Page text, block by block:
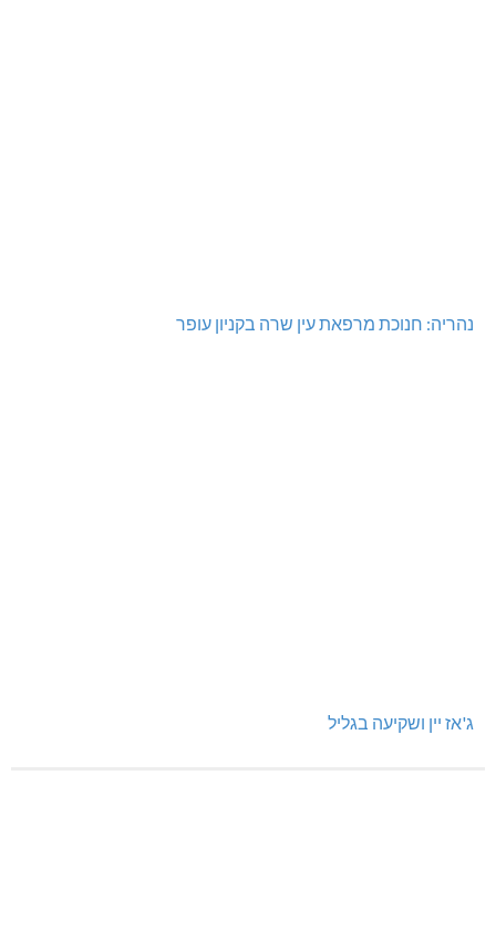
נהריה: חנוכת מרפאת עין שרה בקניון עופר
ג'אז יין ושקיעה בגליל